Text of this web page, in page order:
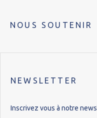
NOUS SOUTENIR
NEWSLETTER
Inscrivez vous à notre